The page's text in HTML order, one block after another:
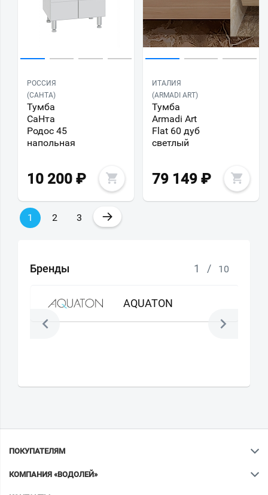
РОССИЯ
(САНТА)
Тумба
СаНта
Родос 45
напольная
10 200 ₽
ИТАЛИЯ
(ARMADI ART)
Тумба
Armadi Art
Flat 60 дуб
светлый
79 149 ₽
1 2 3 →
Бренды 1 / 10
AQUATON
ПОКУПАТЕЛЯМ
КОМПАНИЯ «ВОДОЛЕЙ»